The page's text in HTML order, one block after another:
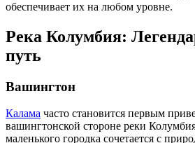
обеспечивает их на любом уровне.
Река Колумбия:
путь
Вашингтон
Калама часто становится первым
вашингтонской стороне реки
маленького городка сочетается с